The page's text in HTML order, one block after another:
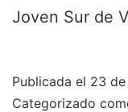
Joven Sur de
Publicada el 23
Categorizado